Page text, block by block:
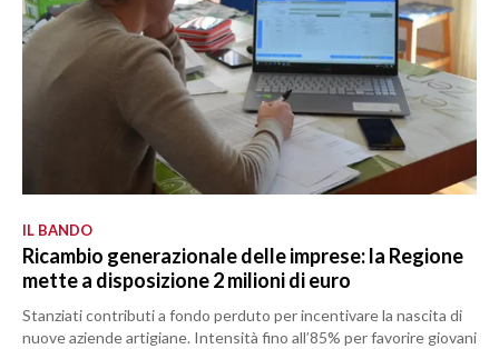
IL BANDO
Ricambio generazionale delle imprese: la Regione
mette a disposizione 2 milioni di euro
Stanziati contributi a fondo perduto per incentivare la nascita di
nuove aziende artigiane. Intensità fino all’85% per favorire giovani